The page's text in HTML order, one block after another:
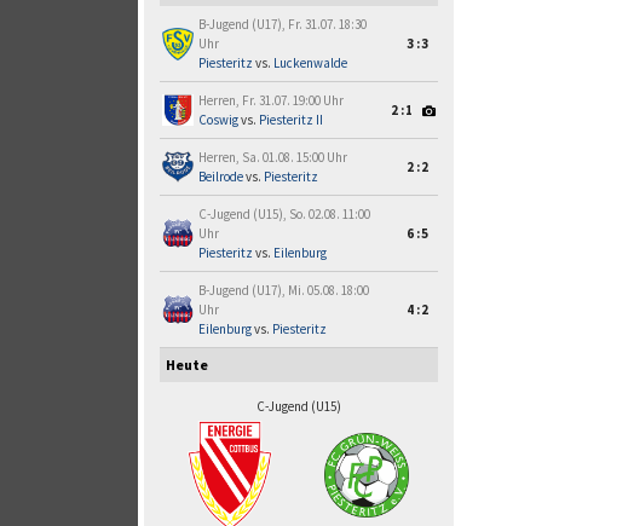
B-Jugend (U17), Fr. 31.07. 18:30
Uhr
Piesteritz vs. Luckenwalde
3:3
Herren, Fr. 31.07. 19:00 Uhr
Coswigvs. Piesteritz II
2:1
Herren, Sa. 01.08. 15:00 Uhr
Beilrodevs. Piesteritz
2:2
C-Jugend (U15), So. 02.08. 11:00
Uhr
Piesteritz vs. Eilenburg
6:5
B-Jugend (U17), Mi. 05.08. 18:00
Uhr
Eilenburgvs. Piesteritz
4:2
Heute
C-Jugend (U15)